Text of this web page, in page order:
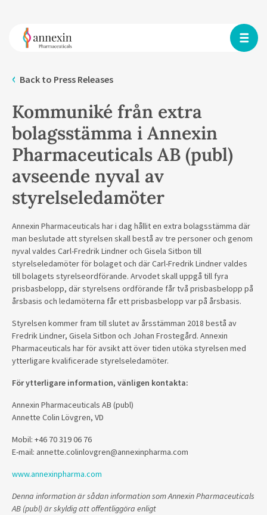
Back to Press Releases
Kommuniké från extra
bolagsstämma i Annexin
Pharmaceuticals AB (publ)
avseende nyval av
styrelseledamöter
Annexin Pharmaceuticals har i dag hållit en extra bolagsstämma där
man beslutade att styrelsen skall bestå av tre personer och genom
nyval valdes Carl-Fredrik Lindner och Gisela Sitbon till
styrelseledamöter för bolaget och där Carl-Fredrik Lindner valdes
till bolagets styrelseordförande. Arvodet skall uppgå till fyra
prisbasbelopp, där styrelsens ordförande får två prisbasbelopp på
årsbasis och ledamöterna får ett prisbasbelopp var på årsbasis.
Styrelsen kommer fram till slutet av årsstämman 2018 bestå av
Fredrik Lindner, Gisela Sitbon och Johan Frostegård. Annexin
Pharmaceuticals har för avsikt att över tiden utöka styrelsen med
ytterligare kvalificerade styrelseledamöter.
För ytterligare information, vänligen kontakta:
Annexin Pharmaceuticals AB (publ)
Annette Colin Lövgren, VD
Mobil: +46 70 319 06 76
E-mail: annette.colinlovgren@annexinpharma.com
www.annexinpharma.com
Denna information är sådan information som Annexin Pharmaceuticals
AB (publ) är skyldig att offentliggöra enligt